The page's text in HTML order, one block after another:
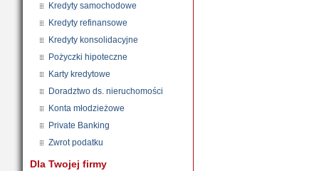
Kredyty samochodowe
Kredyty refinansowe
Kredyty konsolidacyjne
Pożyczki hipoteczne
Karty kredytowe
Doradztwo ds. nieruchomości
Konta młodzieżowe
Private Banking
Zwrot podatku
Dla Twojej firmy